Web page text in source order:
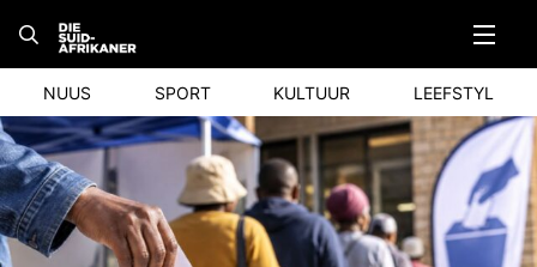
content
NUUS SPORT KULTUUR LEEFSTYL